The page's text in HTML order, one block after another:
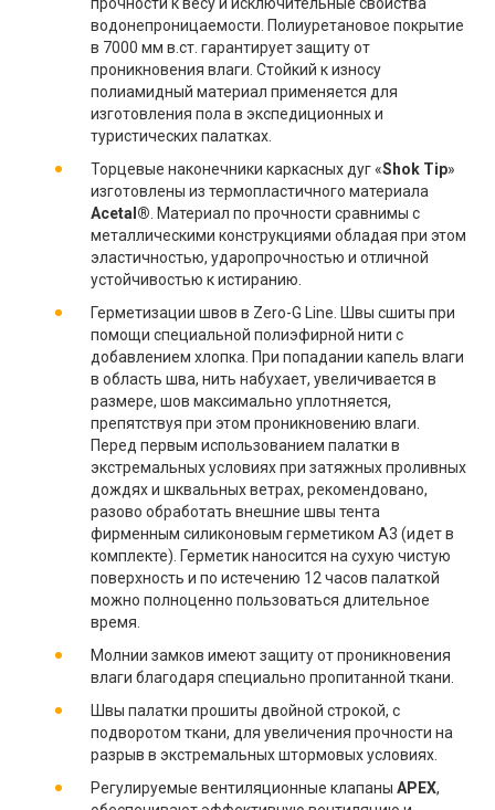
водонепроницаемости. Полиуретановое покрытие
в 7000 мм в.ст. гарантирует защиту от
проникновения влаги. Стойкий к износу
полиамидный материал применяется для
изготовления пола в экспедиционных и
туристических палатках.
Торцевые наконечники каркасных дуг «Shok Tip»
изготовлены из термопластичного материала
Acetal® . Материал по прочности сравнимы с
металлическими конструкциями обладая при этом
эластичностью, ударопрочностью и отличной
устойчивостью к истиранию.
Герметизации швов в Zero-G Line. Швы сшиты при
помощи специальной полиэфирной нити с
добавлением хлопка. При попадании капель влаги
в область шва, нить набухает, увеличивается в
размере, шов максимально уплотняется,
препятствуя при этом проникновению влаги.
Перед первым использованием палатки в
экстремальных условиях при затяжных проливных
дождях и шквальных ветрах, рекомендовано,
разово обработать внешние швы тента
фирменным силиконовым герметиком А3 (идет в
комплекте). Герметик наносится на сухую чистую
поверхность и по истечению 12 часов палаткой
можно полноценно пользоваться длительное
время.
Молнии замков имеют защиту от проникновения
влаги благодаря специально пропитанной ткани.
Швы палатки прошиты двойной строкой, с
подворотом ткани, для увеличения прочности на
разрыв в экстремальных штормовых условиях.
Регулируемые вентиляционные клапаны APEX,